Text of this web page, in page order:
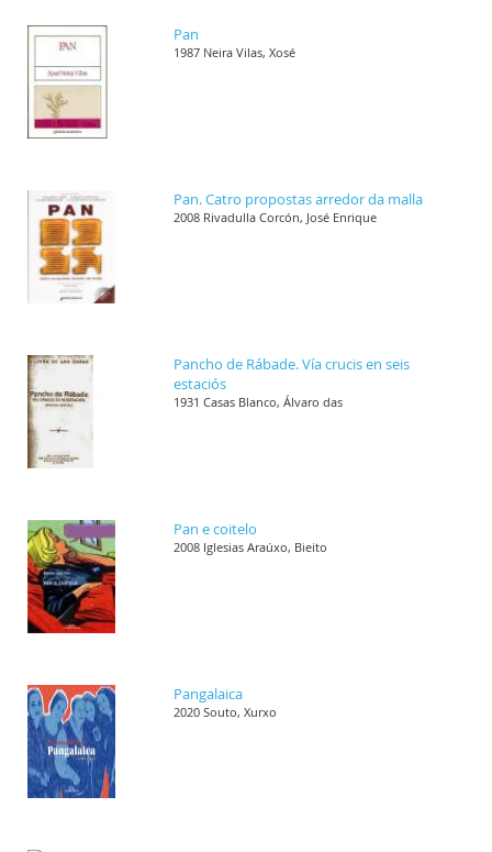
Pan
1987 Neira Vilas, Xosé
Pan. Catro propostas arredor da malla
2008 Rivadulla Corcón, José Enrique
Pancho de Rábade. Vía crucis en seis
estaciós
1931 Casas Blanco, Álvaro das
Pan e coitelo
2008 Iglesias Araúxo, Bieito
Pangalaica
2020 Souto, Xurxo